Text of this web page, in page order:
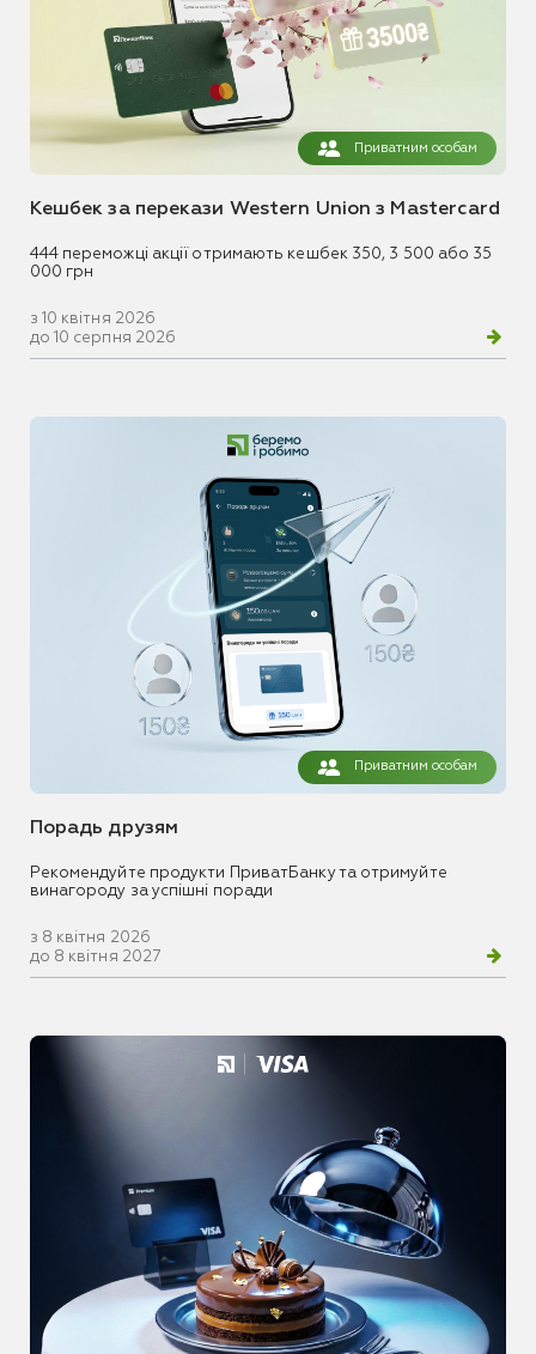
Приватним особам
Кешбек за перекази Western Union з Mastercard
444 переможці акції отримають кешбек 350, 3 500 або 35
000 грн
з 10 квітня 2026
до 10 серпня 2026
Приватним особам
Порадь друзям
Рекомендуйте продукти ПриватБанку та отримуйте
винагороду за успішні поради
з 8 квітня 2026
до 8 квітня 2027